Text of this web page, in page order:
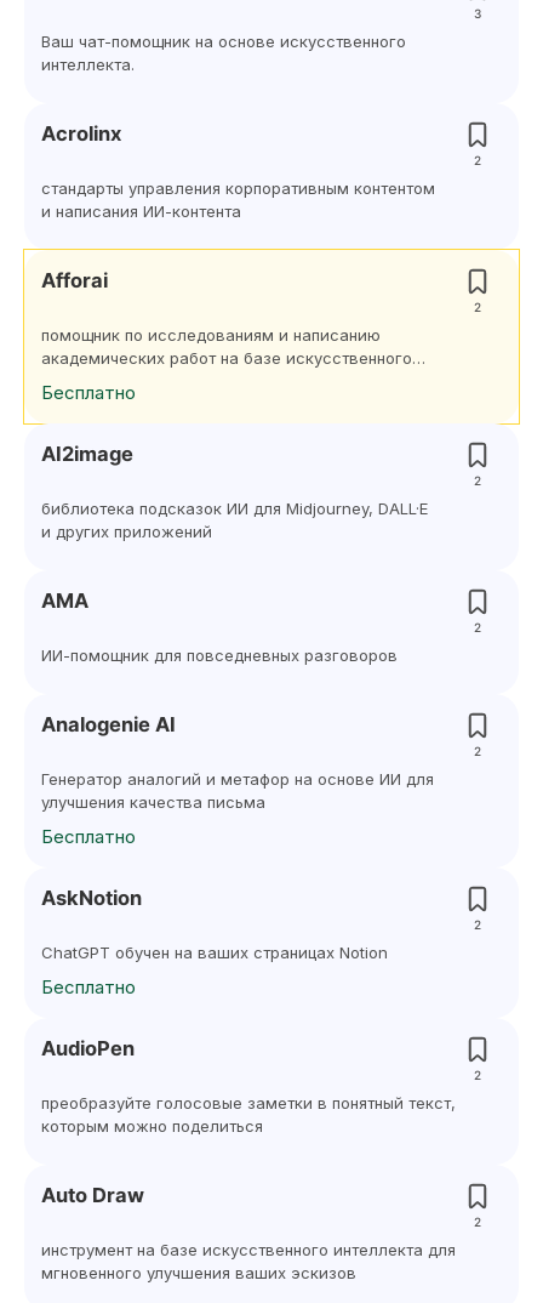
3
Ваш чат-помощник на основе искусственного
интеллекта.
Acrolinx
2
стандарты управления корпоративным контентом
и написания ИИ-контента
Afforai
2
помощник по исследованиям и написанию
академических работ на базе искусственного
Бесплатно
AI2image
2
библиотека подсказок ИИ для Midjourney, DALL·E
и других приложений
AMA
2
ИИ-помощник для повседневных разговоров
Analogenie AI
2
Генератор аналогий и метафор на основе ИИ для
улучшения качества письма
Бесплатно
AskNotion
2
ChatGPT обучен на ваших страницах Notion
Бесплатно
AudioPen
2
преобразуйте голосовые заметки в понятный текст,
которым можно поделиться
Auto Draw
2
инструмент на базе искусственного интеллекта для
мгновенного улучшения ваших эскизов